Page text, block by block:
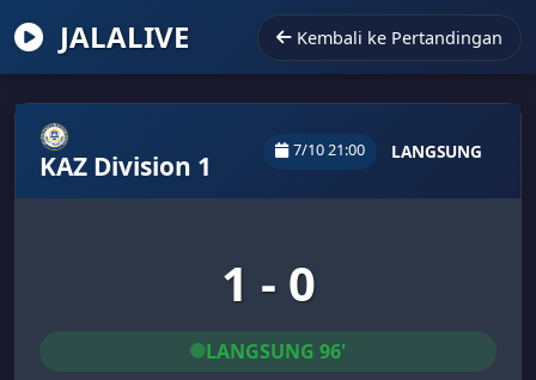
JALALIVE Kembali ke Pertandingan
KAZ Division 1
7/10 21:00 LANGSUNG
1 - 0
LANGSUNG 96'